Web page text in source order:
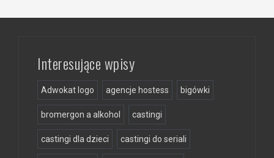
Interesujące wpisy
Adwokat logo agencje hostess bigówki
bromergon a alkohol castingi
castingi dla dzieci castingi do seriali